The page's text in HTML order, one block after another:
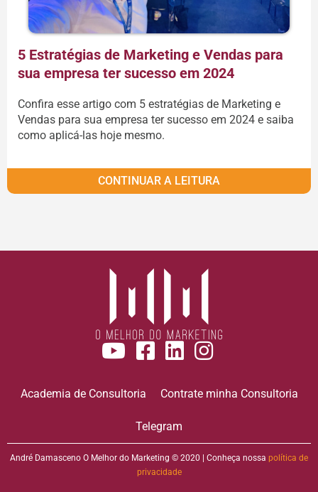
5 Estratégias de Marketing e Vendas para
sua empresa ter sucesso em 2024
Confira esse artigo com 5 estratégias de Marketing e
Vendas para sua empresa ter sucesso em 2024 e saiba
como aplicá-las hoje mesmo.
CONTINUAR A LEITURA
Academia de Consultoria Contrate minha Consultoria
Telegram
André Damasceno O Melhor do Marketing © 2020 | Conheça nossa política de
privacidade